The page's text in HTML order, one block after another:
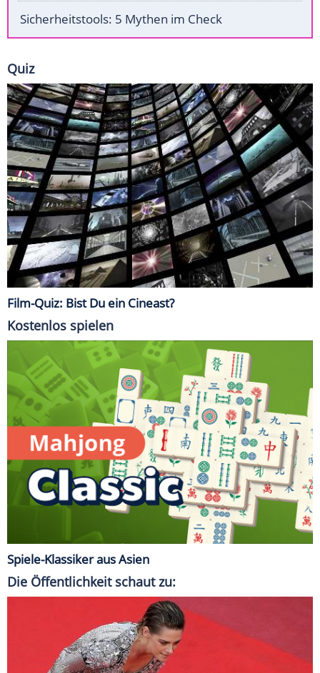
Sicherheitstools: 5 Mythen im Check
Quiz
Film-Quiz: Bist Du ein Cineast?
Kostenlos spielen
Spiele-Klassiker aus Asien
Die Öffentlichkeit schaut zu: